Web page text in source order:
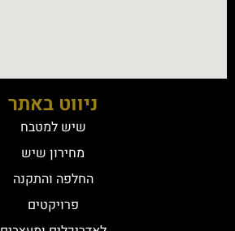
ניווט באתר
שיש למטבח
מחירון שיש
החלפה והתקנה
פרויקטים